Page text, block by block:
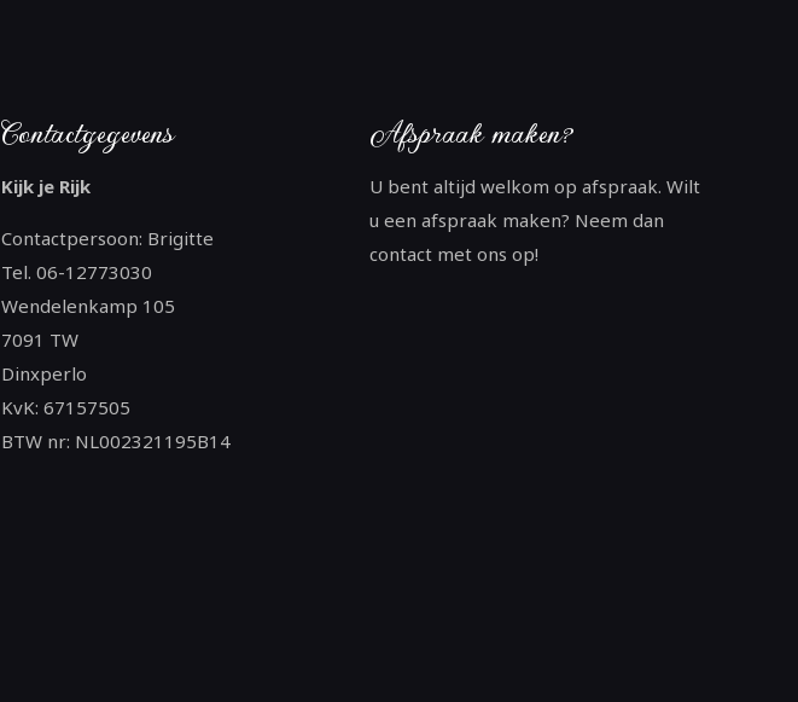
Contactgegevens
Kijk je Rijk
Contactpersoon: Brigitte
Tel. 06-12773030
Wendelenkamp 105
7091 TW
Dinxperlo
KvK: 67157505
BTW nr: NL002321195B14
Afspraak maken?
U bent altijd welkom op afspraak. Wilt
u een afspraak maken? Neem dan
contact met ons op!